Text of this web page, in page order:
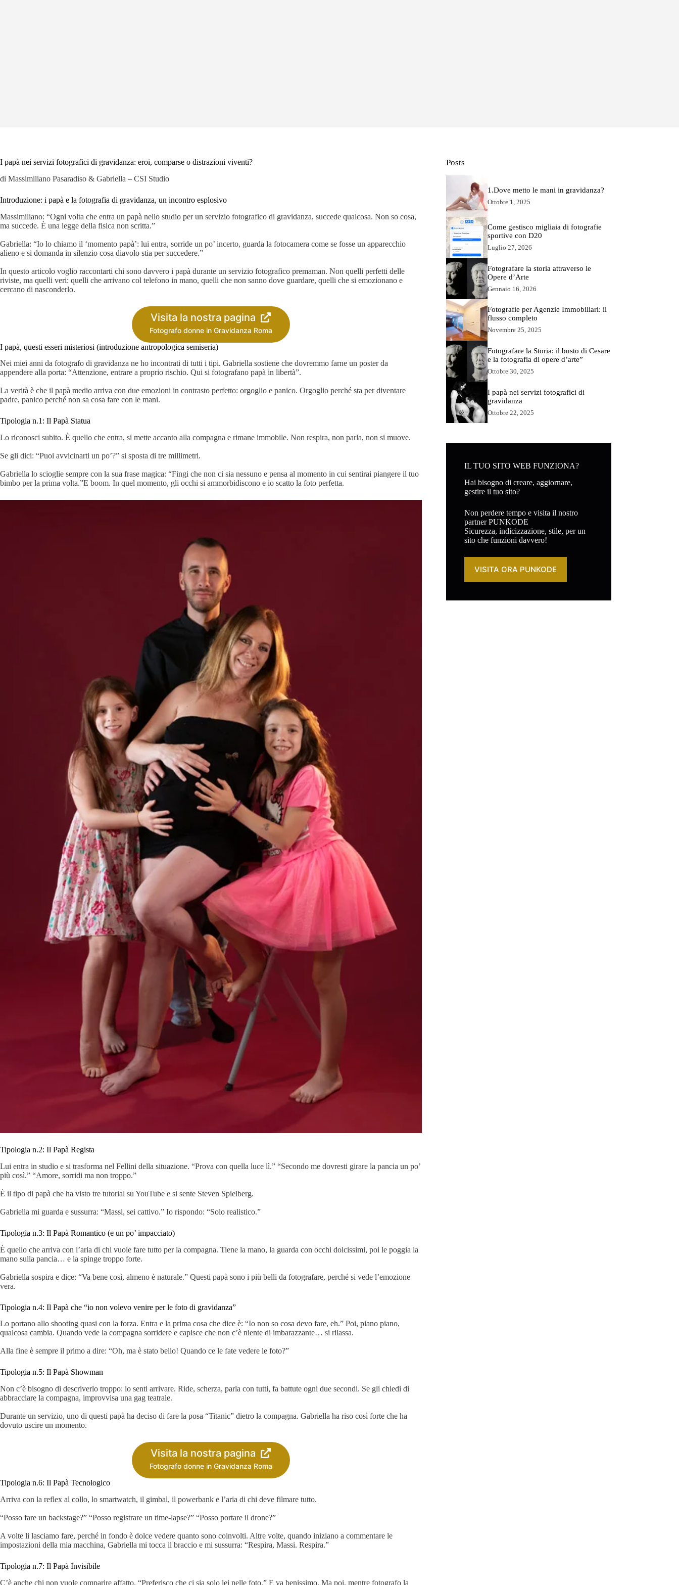
I papà nei servizi fotografici di gravidanza: eroi, comparse o distrazioni viventi?
di Massimiliano Pasaradiso & Gabriella – CSI Studio
Introduzione: i papà e la fotografia di gravidanza, un incontro esplosivo
Massimiliano: “Ogni volta che entra un papà nello studio per un servizio fotografico di gravidanza, succede qualcosa. Non so cosa,
ma succede. È una legge della fisica non scritta.”
Gabriella: “Io lo chiamo il ‘momento papà’: lui entra, sorride un po’ incerto, guarda la fotocamera come se fosse un apparecchio
alieno e si domanda in silenzio cosa diavolo stia per succedere.”
In questo articolo voglio raccontarti chi sono davvero i papà durante un servizio fotografico premaman. Non quelli perfetti delle
riviste, ma quelli veri: quelli che arrivano col telefono in mano, quelli che non sanno dove guardare, quelli che si emozionano e
cercano di nasconderlo.
Visita la nostra pagina
Fotografo donne in Gravidanza Roma
I papà, questi esseri misteriosi (introduzione antropologica semiseria)
Nei miei anni da fotografo di gravidanza ne ho incontrati di tutti i tipi. Gabriella sostiene che dovremmo farne un poster da
appendere alla porta: “Attenzione, entrare a proprio rischio. Qui si fotografano papà in libertà”.
La verità è che il papà medio arriva con due emozioni in contrasto perfetto: orgoglio e panico. Orgoglio perché sta per diventare
padre, panico perché non sa cosa fare con le mani.
Tipologia n.1: Il Papà Statua
Lo riconosci subito. È quello che entra, si mette accanto alla compagna e rimane immobile. Non respira, non parla, non si muove.
Se gli dici: “Puoi avvicinarti un po’?” si sposta di tre millimetri.
Gabriella lo scioglie sempre con la sua frase magica: “Fingi che non ci sia nessuno e pensa al momento in cui sentirai piangere il tuo
bimbo per la prima volta.”E boom. In quel momento, gli occhi si ammorbidiscono e io scatto la foto perfetta.
Tipologia n.2: Il Papà Regista
Lui entra in studio e si trasforma nel Fellini della situazione. “Prova con quella luce lì.” “Secondo me dovresti girare la pancia un po’
più così.” “Amore, sorridi ma non troppo.”
È il tipo di papà che ha visto tre tutorial su YouTube e si sente Steven Spielberg.
Gabriella mi guarda e sussurra: “Massi, sei cattivo.” Io rispondo: “Solo realistico.”
Tipologia n.3: Il Papà Romantico (e un po’ impacciato)
È quello che arriva con l’aria di chi vuole fare tutto per la compagna. Tiene la mano, la guarda con occhi dolcissimi, poi le poggia la
mano sulla pancia… e la spinge troppo forte.
Gabriella sospira e dice: “Va bene così, almeno è naturale.” Questi papà sono i più belli da fotografare, perché si vede l’emozione
vera.
Tipologia n.4: Il Papà che “io non volevo venire per le foto di gravidanza”
Lo portano allo shooting quasi con la forza. Entra e la prima cosa che dice è: “Io non so cosa devo fare, eh.” Poi, piano piano,
qualcosa cambia. Quando vede la compagna sorridere e capisce che non c’è niente di imbarazzante… si rilassa.
Alla fine è sempre il primo a dire: “Oh, ma è stato bello! Quando ce le fate vedere le foto?”
Tipologia n.5: Il Papà Showman
Non c’è bisogno di descriverlo troppo: lo senti arrivare. Ride, scherza, parla con tutti, fa battute ogni due secondi. Se gli chiedi di
abbracciare la compagna, improvvisa una gag teatrale.
Durante un servizio, uno di questi papà ha deciso di fare la posa “Titanic” dietro la compagna. Gabriella ha riso così forte che ha
dovuto uscire un momento.
Visita la nostra pagina
Fotografo donne in Gravidanza Roma
Tipologia n.6: Il Papà Tecnologico
Arriva con la reflex al collo, lo smartwatch, il gimbal, il powerbank e l’aria di chi deve filmare tutto.
“Posso fare un backstage?” “Posso registrare un time-lapse?” “Posso portare il drone?”
A volte li lasciamo fare, perché in fondo è dolce vedere quanto sono coinvolti. Altre volte, quando iniziano a commentare le
impostazioni della mia macchina, Gabriella mi tocca il braccio e mi sussurra: “Respira, Massi. Respira.”
Tipologia n.7: Il Papà Invisibile
C’è anche chi non vuole comparire affatto. “Preferisco che ci sia solo lei nelle foto.” E va benissimo. Ma poi, mentre fotografo la
Posts
1.Dove metto le mani in gravidanza?
Ottobre 1, 2025
Come gestisco migliaia di fotografie
sportive con D20
Luglio 27, 2026
Fotografare la storia attraverso le
Opere d’Arte
Gennaio 16, 2026
Fotografie per Agenzie Immobiliari: il
flusso completo
Novembre 25, 2025
Fotografare la Storia: il busto di Cesare
e la fotografia di opere d’arte”
Ottobre 30, 2025
I papà nei servizi fotografici di
gravidanza
Ottobre 22, 2025
IL TUO SITO WEB FUNZIONA?
Hai bisogno di creare, aggiornare,
gestire il tuo sito?
Non perdere tempo e visita il nostro
partner PUNKODE
Sicurezza, indicizzazione, stile, per un
sito che funzioni davvero!
VISITA ORA PUNKODE